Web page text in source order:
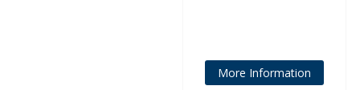
More Information